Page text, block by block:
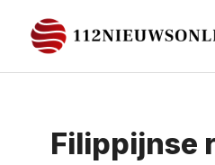
naar
de
Filippijnse